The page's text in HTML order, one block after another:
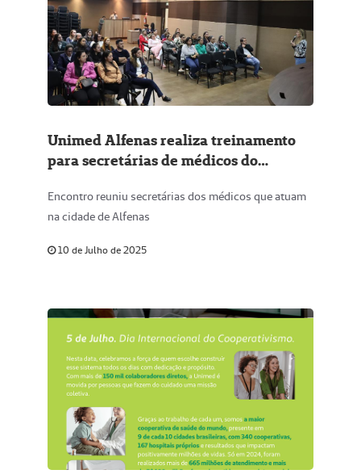
Unimed Alfenas realiza treinamento
para secretárias de médicos do
Encontro reuniu secretárias dos médicos que atuam
na cidade de Alfenas
10 de Julho de 2025